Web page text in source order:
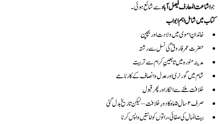
جواشاعت المعارف فیصل آبادسے شائع ہوئی۔
کتاب میں شامل اہم ابواب
خاندانِ اموی میں ولادت اور بچپن
حضرت عمر فاروقؓ کی نسل سے رشتہ
مدینہ منورہ میں تابعینِ کرام سے تربیت
شام میں گورنری اور عدل و انصاف کے کارنامے
خلافت ملنے سے انکار اور پھر قبول
صرف ۲ سال ۵ ماہ کا دورِ خلافت – لیکن تاریخ بدل گئی
بیت المال کی صفائی، راتوں کو امانتیں واپس کرنا